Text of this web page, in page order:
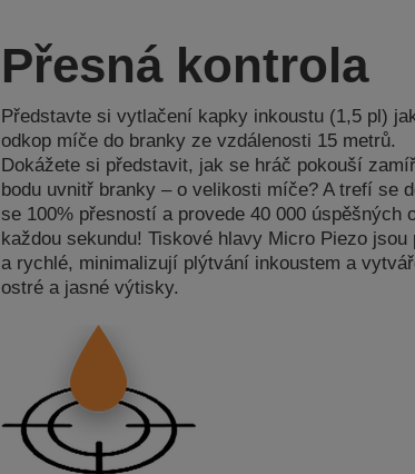
Přesná kontrola
Představte si vytlačení kapky inkoustu (1,5 pl)
odkop míče do branky ze vzdálenosti 15 metrů.
Dokážete si představit, jak se hráč pokouší
bodu uvnitř branky – o velikosti míče? A trefí se
se 100% přesností a provede 40 000 úspěšných
každou sekundu! Tiskové hlavy Micro Piezo jsou
a rychlé, minimalizují plýtvání inkoustem a
ostré a jasné výtisky.